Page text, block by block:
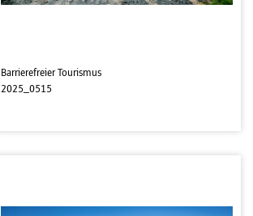
Barrierefreier Tourismus
2025_0515